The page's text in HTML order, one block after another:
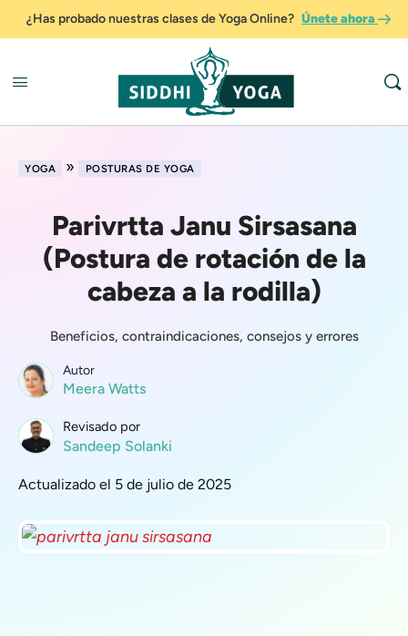
¿Has probado nuestras clases de Yoga Online? Únete ahora
YOGA » POSTURAS DE YOGA
Parivrtta Janu Sirsasana
(Postura de rotación de la
cabeza a la rodilla)
Beneficios, contraindicaciones, consejos y errores
Autor
Meera Watts
Revisado por
Sandeep Solanki
Actualizado el 5 de julio de 2025